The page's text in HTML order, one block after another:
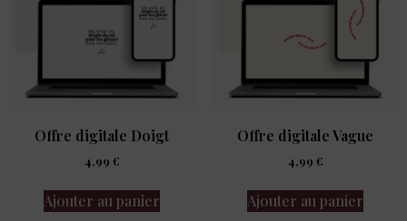
Offre digitale Doigt
4,99 €
Ajouter au panier
Offre digitale Vague
4,99 €
Ajouter au panier